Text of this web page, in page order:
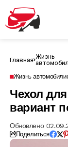
Главная Жизнь
Жизнь
Чехол
вариант
Обновлено
Поделиться